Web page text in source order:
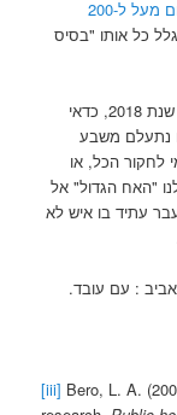
תשלום מעל ל-200
כל אותו "בסיס
בנקודת המפנה בה אנו נמצאים כעת, בפתחה של שנת 2018, כדאי
נתעלם משבע
לחקור הכל, או
"האח הגדול" אל
עתיד בו איש לא
: עם עובד.
[iii] Bero, L. A.